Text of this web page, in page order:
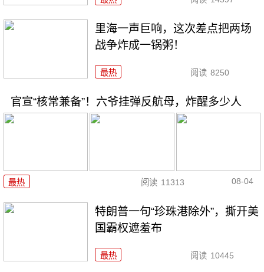
里海一声巨响，这次差点把两场
战争炸成一锅粥！
最热 阅读 8250
官宣“核常兼备”！六爷挂弹反航母，炸醒多少人
最热 阅读 11313 08-04
特朗普一句“珍珠港除外”，撕开美
国霸权遮羞布
最热 阅读 10445